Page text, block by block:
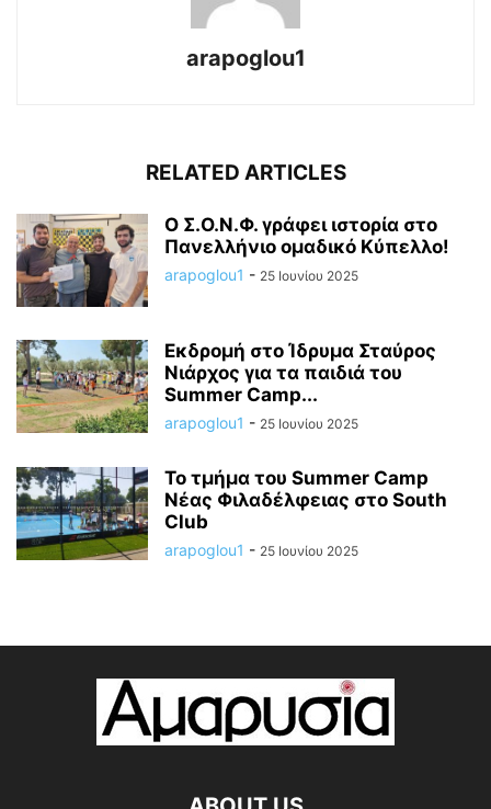
arapoglou1
RELATED ARTICLES
Ο Σ.Ο.Ν.Φ. γράφει ιστορία στο
Πανελλήνιο ομαδικό Κύπελλο!
arapoglou1 - 25 Ιουνίου 2025
Εκδρομή στο Ίδρυμα Σταύρος
Νιάρχος για τα παιδιά του
Summer Camp...
arapoglou1 - 25 Ιουνίου 2025
Το τμήμα του Summer Camp
Νέας Φιλαδέλφειας στο South
Club
arapoglou1 - 25 Ιουνίου 2025